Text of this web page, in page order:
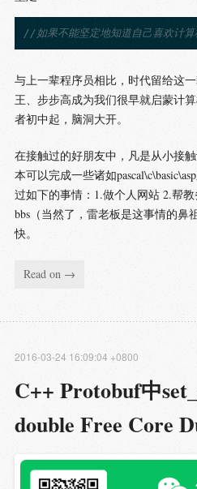
//如果不能坚定地知道自己喜欢计算
与上一辈程序员相比，时代留给这
王、步步高成为我们很早就启蒙计
者初中起，脑洞大开。
在接触过的好朋友中，凡是从小接
本可以完成一些诸如
过如下的事情：1.做个人网站 2.帮
bbs（当然了，雷老板是这事情的鼻
快。
Read on →
C++ Protobuf中
double Free Core
2016-03-24 16:09:04 +0800